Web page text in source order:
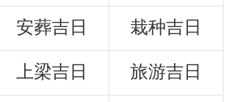
安葬吉日 栽种吉日
上梁吉日 旅游吉日